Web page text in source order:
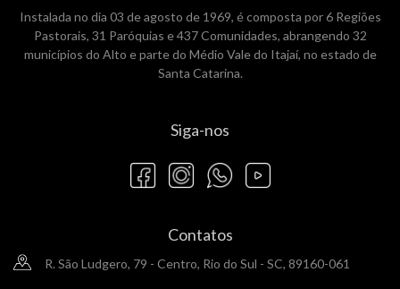
Instalada no dia 03 de agosto de 1969, é composta por 6 Regiões
Pastorais, 31 Paróquias e 437 Comunidades, abrangendo 32
municípios do Alto e parte do Médio Vale do Itajaí, no estado de
Santa Catarina.
Siga-nos
Contatos
R. São Ludgero, 79 - Centro, Rio do Sul - SC, 89160-061